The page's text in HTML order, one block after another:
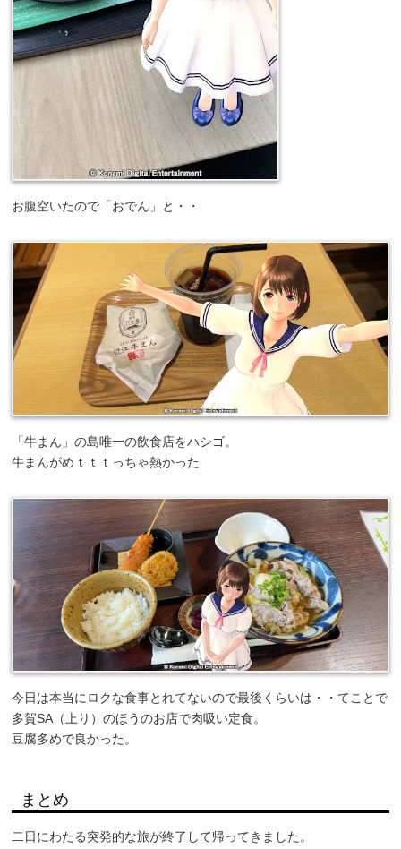
お腹空いたので「おでん」と・・
「牛まん」の島唯一の飲食店をハシゴ。
牛まんがめｔｔｔっちゃ熱かった
今日は本当にロクな食事とれてないので最後くらいは・・てことで
多賀SA（上り）のほうのお店で肉吸い定食。
豆腐多めで良かった。
まとめ
二日にわたる突発的な旅が終了して帰ってきました。